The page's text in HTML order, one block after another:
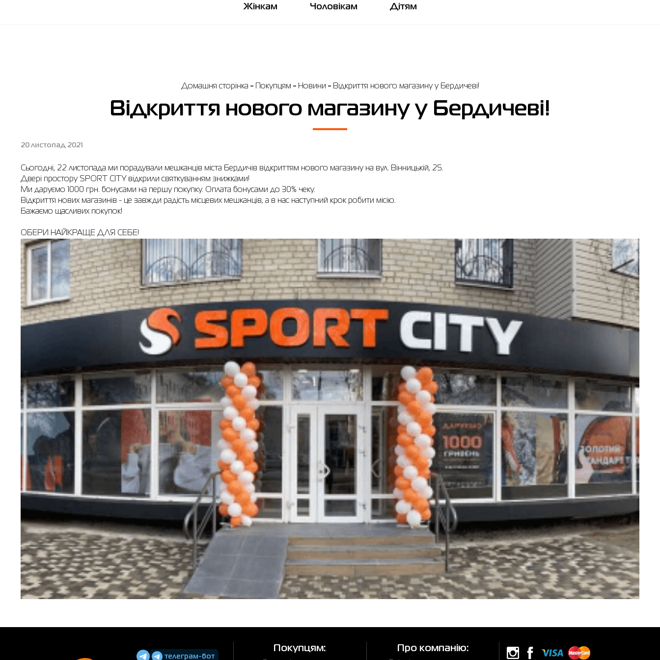
Жінкам Чоловікам Дітям
Домашня сторінка Покупцям Новини Відкриття нового магазину у Бердичеві!
Відкриття нового магазину у Бердичеві!
20 листопад 2021
Сьогодні, 22 листопада ми порадували мешканців міста Бердичів відкриттям нового магазину на вул. Вінницькій, 25.
Двері простору SPORT CITY відкрили святкуванням знижками!
Ми даруємо 1000 грн. бонусами на першу покупку. Оплата бонусами до 30% чеку.
Відкриття нових магазинів - це завжди радість місцевих мешканців, а в нас наступний крок робити місію.
Бажаємо щасливих покупок!
ОБЕРИ НАЙКРАЩЕ ДЛЯ СЕБЕ!
телеграм-бот
Покупцям: Про компанію: